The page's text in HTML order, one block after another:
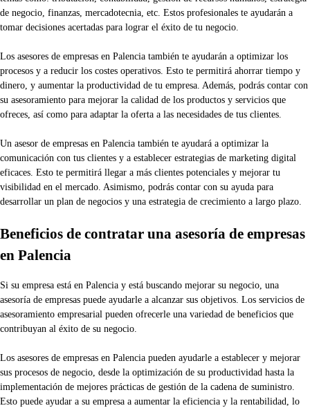
de negocio, finanzas, mercadotecnia, etc. Estos profesionales te ayudarán a
tomar decisiones acertadas para lograr el éxito de tu negocio.
Los asesores de empresas en Palencia también te ayudarán a optimizar los
procesos y a reducir los costes operativos. Esto te permitirá ahorrar tiempo y
dinero, y aumentar la productividad de tu empresa. Además, podrás contar con
su asesoramiento para mejorar la calidad de los productos y servicios que
ofreces, así como para adaptar la oferta a las necesidades de tus clientes.
Un asesor de empresas en Palencia también te ayudará a optimizar la
comunicación con tus clientes y a establecer estrategias de marketing digital
eficaces. Esto te permitirá llegar a más clientes potenciales y mejorar tu
visibilidad en el mercado. Asimismo, podrás contar con su ayuda para
desarrollar un plan de negocios y una estrategia de crecimiento a largo plazo.
Beneficios de contratar una asesoría de empresas
en Palencia
Si su empresa está en Palencia y está buscando mejorar su negocio, una
asesoría de empresas puede ayudarle a alcanzar sus objetivos. Los servicios de
asesoramiento empresarial pueden ofrecerle una variedad de beneficios que
contribuyan al éxito de su negocio.
Los asesores de empresas en Palencia pueden ayudarle a establecer y mejorar
sus procesos de negocio, desde la optimización de su productividad hasta la
implementación de mejores prácticas de gestión de la cadena de suministro.
Esto puede ayudar a su empresa a aumentar la eficiencia y la rentabilidad, lo